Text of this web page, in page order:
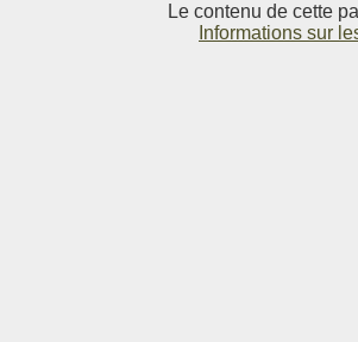
Le contenu de cette
Informations sur